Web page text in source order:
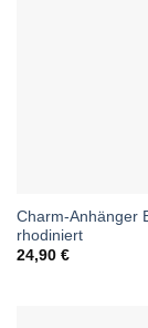
Charm-Anhänger
rhodiniert
24,90 €